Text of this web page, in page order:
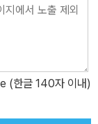
(한글 140자 이내)